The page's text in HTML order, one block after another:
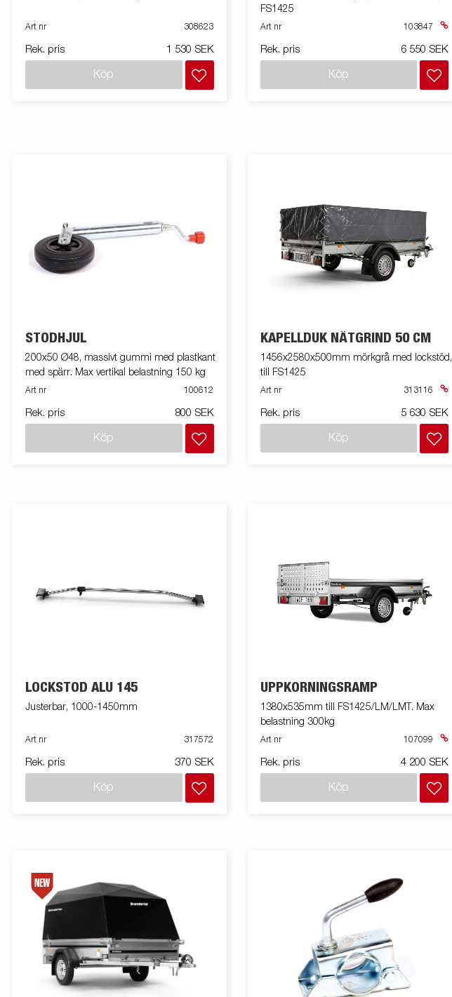
Art nr 308623
Rek. pris 1 530 SEK
Köp
FS1425
Art nr 103847
Rek. pris 6 550 SEK
Köp
STÖDHJUL
200x50 Ø48, massivt gummi med plastkant
med spärr. Max vertikal belastning 150 kg
Art nr 100612
Rek. pris 800 SEK
Köp
KAPELLDUK NÄTGRIND 50 CM
1456x2580x500mm mörkgrå med lockstöd,
till FS1425
Art nr 313116
Rek. pris 5 630 SEK
Köp
LOCKSTÖD ALU 145
Justerbar, 1000-1450mm
Art nr 317572
Rek. pris 370 SEK
Köp
UPPKÖRNINGSRAMP
1380x535mm till FS1425/LM/LMT. Max
belastning 300kg
Art nr 107099
Rek. pris 4 200 SEK
Köp